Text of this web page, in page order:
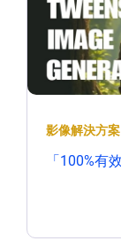
影像解決方案
「100%有